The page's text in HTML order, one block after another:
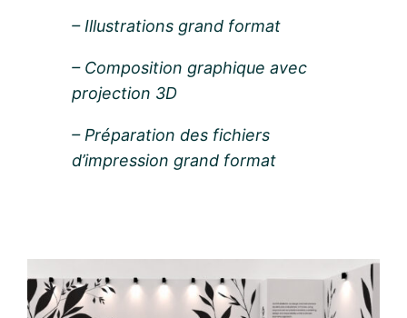
– Illustrations grand format
– Composition graphique avec
projection 3D
– Préparation des fichiers
d’impression grand format